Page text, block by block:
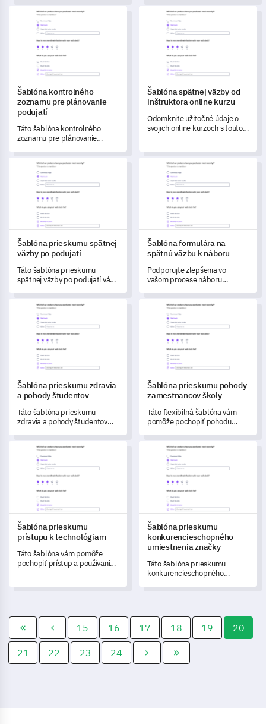
ich vzdelávacie potreby a
prekážky v učení.
Šablóna kontrolného zoznamu pre plánovanie podujatí
Šablóna kontrolného
zoznamu pre plánovanie
podujatí
Táto šablóna kontrolného
zoznamu pre plánovanie
efektívne plánovať a realizovať
úspešné podujatia
prispôsobené preferenciám
vašej cieľovej skupiny.
Šablóna spätnej väzby od
Šablóna spätnej väzby od
inštruktora online kurzu
Odomknite užitočné údaje o
svojich online kurzoch s touto
Šablóna prieskumu spätnej väzby po podujatí
Šablóna prieskumu spätnej
väzby po podujatí
Táto šablóna prieskumu
spätnej väzby po podujatí vám
vášho podujatia a identifikovať
oblasti, ktoré potrebujú
zlepšenie.
Šablóna formulára na spätnú
Šablóna formulára na
spätnú väzbu k náboru
Podporujte zlepšenia vo
vašom procese náboru
šablóny prieskumu spätnej
väzby.
Šablóna prieskumu zdravia a pohody študentov
Šablóna prieskumu zdravia
a pohody študentov
Táto šablóna prieskumu
zdravia a pohody študentov
preskúmať každodenné
zdravotné návyky, duševné
zdravie, inštitucionálnu
podporu a osobné informácie
študentov.
Šablóna prieskumu pohody
Šablóna prieskumu pohody
zamestnancov školy
Táto flexibilná šablóna vám
pomôže pochopiť pohodu
zamestnancov a identifikovať
oblasti na zlepšenie.
Šablóna prieskumu prístupu k technológiam
Šablóna prieskumu
prístupu k technológiam
Táto šablóna vám pomôže
pochopiť prístup a používanie
Šablóna prieskumu
Šablóna prieskumu
konkurencieschopného
umiestnenia značky
Táto šablóna prieskumu
konkurencieschopného
15 16 17 18 19 20
21 22 23 24